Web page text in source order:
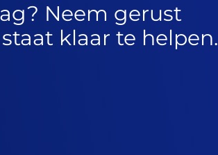
Neem gerust
klaar te helpen.